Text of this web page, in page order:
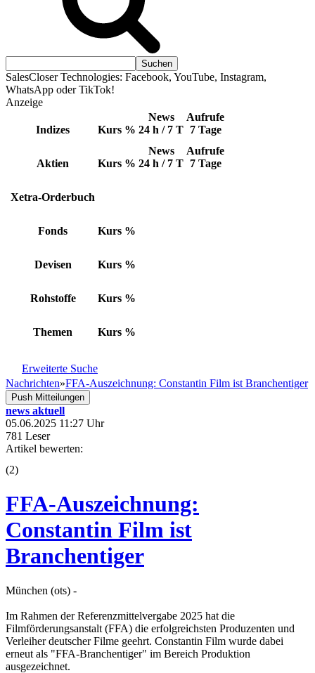
SalesCloser Technologies: Facebook, YouTube, Instagram,
WhatsApp oder TikTok!
Anzeige
Indizes Kurs %
News
24 h / 7 T
Aufrufe
7 Tage
Aktien Kurs %
News
24 h / 7 T
Aufrufe
7 Tage
Xetra-Orderbuch
Fonds Kurs %
Devisen Kurs %
Rohstoffe Kurs %
Themen Kurs %
Erweiterte Suche
Nachrichten»FFA-Auszeichnung: Constantin Film ist Branchentiger
Push Mitteilungen
news aktuell
05.06.2025 11:27 Uhr
781 Leser
Artikel bewerten:
(2)
FFA-Auszeichnung:
Constantin Film ist
Branchentiger
München (ots) -
Im Rahmen der Referenzmittelvergabe 2025 hat die
Filmförderungsanstalt (FFA) die erfolgreichsten Produzenten und
Verleiher deutscher Filme geehrt. Constantin Film wurde dabei
erneut als "FFA-Branchentiger" im Bereich Produktion
ausgezeichnet.